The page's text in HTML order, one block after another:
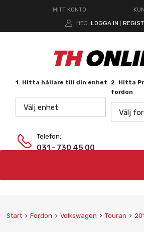
MITT KONTO
HEJ. LOGGA IN
1. Hitta hållare till din enhet
Välj enhet
2. Hitta
fordon
Välj
Telefon:
031 - 730 45 00
Start Fordon Volkswagen Touran